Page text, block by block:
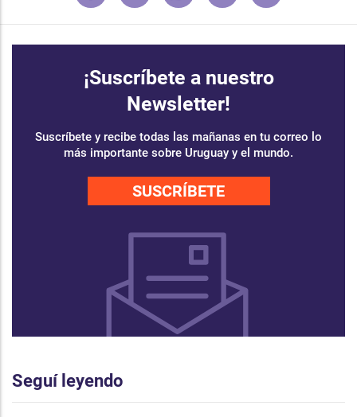
¡Suscríbete a nuestro
Newsletter!
Suscríbete y recibe todas las mañanas en tu correo lo
más importante sobre Uruguay y el mundo.
SUSCRÍBETE
Seguí leyendo